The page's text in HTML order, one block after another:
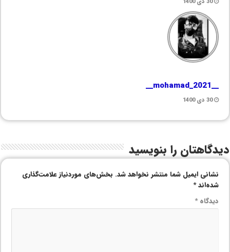
__mohamad_2021__
30 دی 1400
دیدگاهتان را بنویسید
نشانی ایمیل شما منتشر نخواهد شد. بخش‌های موردنیاز علامت‌گذاری
شده‌اند*
دیدگاه*